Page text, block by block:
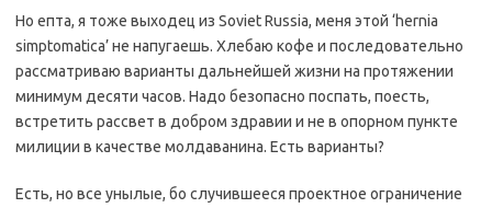
Но епта, я тоже выходец из Soviet Russia, меня этой ‘hernia
simptomatica’ не напугаешь. Хлебаю кофе и последовательно
рассматриваю варианты дальнейшей жизни на протяжении
минимум десяти часов. Надо безопасно поспать, поесть,
встретить рассвет в добром здравии и не в опорном пункте
милиции в качестве молдаванина. Есть варианты?
Есть, но все унылые, бо случившееся проектное ограничение